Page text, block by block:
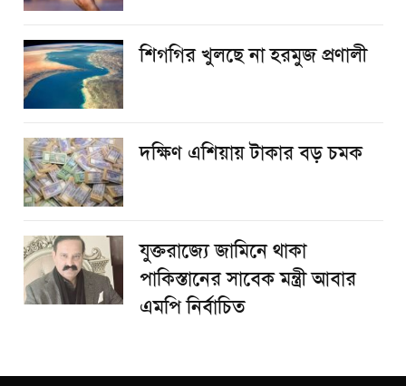
শিগগির খুলছে না হরমুজ প্রণালী
দক্ষিণ এশিয়ায় টাকার বড় চমক
যুক্তরাজ্যে জামিনে থাকা
পাকিস্তানের সাবেক মন্ত্রী আবার
এমপি নির্বাচিত